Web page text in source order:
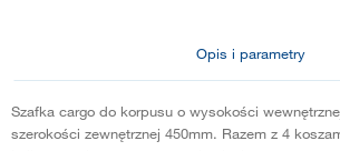
Opis i parametry
Szafka cargo do korpusu o wysokości
szerokości zewnętrznej 450mm. Razem z 4